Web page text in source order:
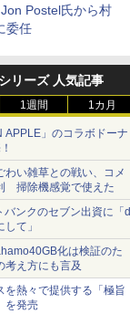
Postel氏から村
委任
リーズ 人気記事
1週間 1カ月
APPLE」のコラボドーナ
わい雑草との戦い、コメ
掃除機感覚で使えた
バンクのセブン出資に「d
て」
化は検証のた
考え方にも言及
を熱々で提供する「極旨
を発売